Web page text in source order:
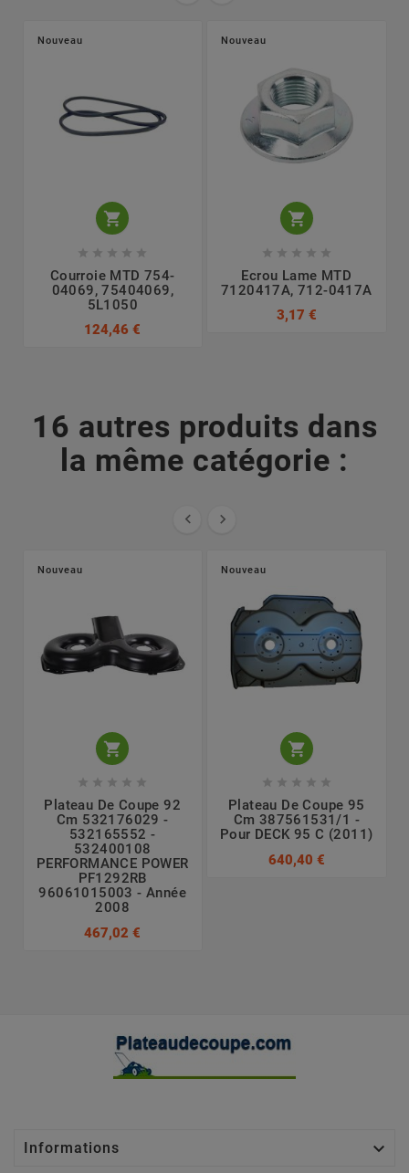
Nouveau

    
Courroie MTD 754-
04069, 75404069,
5L1050
124,46 €
Nouveau

    
Ecrou Lame MTD
7120417A, 712-0417A
3,17 €
16 autres produits dans
la même catégorie :
 
Nouveau

    
Plateau De Coupe 92
Cm 532176029 -
532165552 -
532400108
PERFORMANCE POWER
PF1292RB
96061015003 - Année
2008
467,02 €
Nouveau

    
Plateau De Coupe 95
Cm 387561531/1 -
Pour DECK 95 C (2011)
640,40 €
Informations 